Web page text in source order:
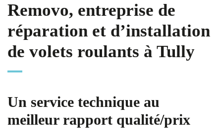
Removo, entreprise de
réparation et d’installation
de volets roulants à Tully
Un service technique au
meilleur rapport qualité/prix